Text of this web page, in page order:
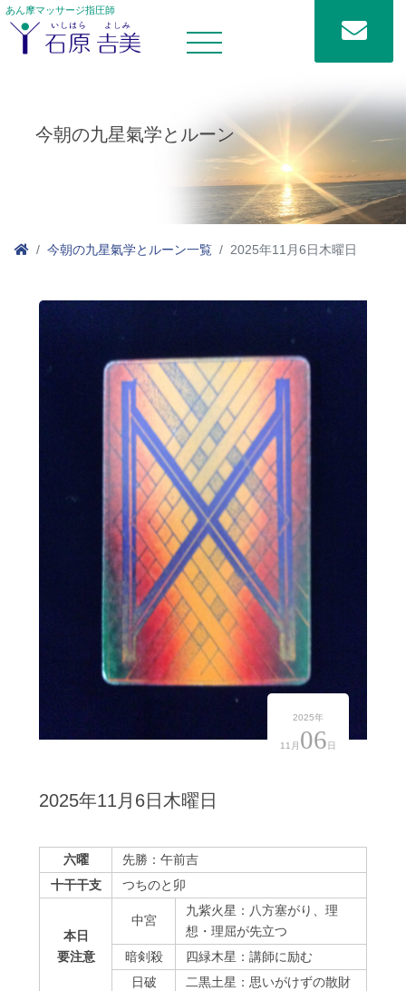
あん摩マッサージ指圧師
今朝の九星氣学とルーン
今朝の九星氣学とルーン一覧 2025年11月6日木曜日
2025年
11月 06 日
2025年11月6日木曜日
六曜
先勝：午前吉
十干干支
つちのと卯
本日
要注意
中宮
九紫火星：八方塞がり、理
想・理屈が先立つ
暗剣殺
四緑木星：講師に励む
⽇破
二黒土星：思いがけずの散財